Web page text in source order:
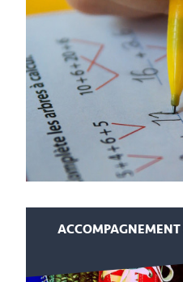
ACCOMPAGNEMENT